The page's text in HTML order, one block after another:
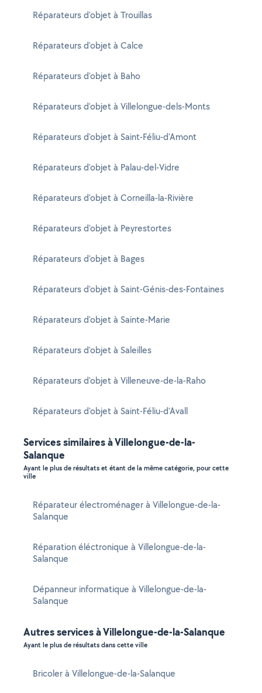
Réparateurs d'objet à Trouillas
Réparateurs d'objet à Calce
Réparateurs d'objet à Baho
Réparateurs d'objet à Villelongue-dels-Monts
Réparateurs d'objet à Saint-Féliu-d'Amont
Réparateurs d'objet à Palau-del-Vidre
Réparateurs d'objet à Corneilla-la-Rivière
Réparateurs d'objet à Peyrestortes
Réparateurs d'objet à Bages
Réparateurs d'objet à Saint-Génis-des-Fontaines
Réparateurs d'objet à Sainte-Marie
Réparateurs d'objet à Saleilles
Réparateurs d'objet à Villeneuve-de-la-Raho
Réparateurs d'objet à Saint-Féliu-d'Avall
Services similaires à Villelongue-de-la-
Salanque
Ayant le plus de résultats et étant de la même catégorie, pour cette
ville
Réparateur électroménager à Villelongue-de-la-
Salanque
Réparation éléctronique à Villelongue-de-la-
Salanque
Dépanneur informatique à Villelongue-de-la-
Salanque
Autres services à Villelongue-de-la-Salanque
Ayant le plus de résultats dans cette ville
Bricoler à Villelongue-de-la-Salanque